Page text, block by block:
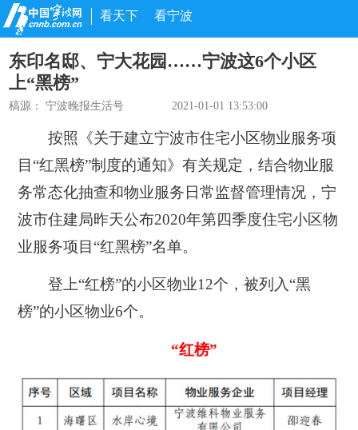
看天下 看宁波
东印名邸、宁大花园……宁波这6个小区
上“黑榜”
稿源： 宁波晚报生活号 2021-01-01 13:53:00
按照《关于建立宁波市住宅小区物业服务项
目“红黑榜”制度的通知》有关规定，结合物业服
务常态化抽查和物业服务日常监督管理情况，宁
波市住建局昨天公布2020年第四季度住宅小区物
业服务项目“红黑榜”名单。
登上“红榜”的小区物业12个，被列入“黑
榜”的小区物业6个。
“红榜”